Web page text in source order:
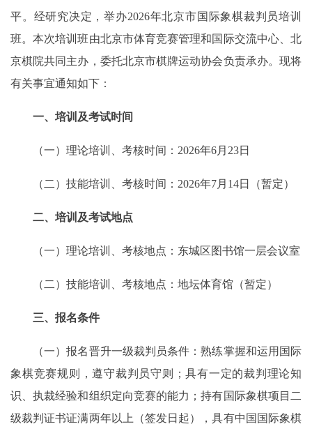
平。经研究决定，举办2026年北京市国际象棋裁判员培训
班。本次培训班由北京市体育竞赛管理和国际交流中心、北
京棋院共同主办，委托北京市棋牌运动协会负责承办。现将
有关事宜通知如下：
一、培训及考试时间
（一）理论培训、考核时间：2026年6月23日
（二）技能培训、考核时间：2026年7月14日（暂定）
二、培训及考试地点
（一）理论培训、考核地点：东城区图书馆一层会议室
（二）技能培训、考核地点：地坛体育馆（暂定）
三、报名条件
（一）报名晋升一级裁判员条件：熟练掌握和运用国际
象棋竞赛规则，遵守裁判员守则；具有一定的裁判理论知
识、执裁经验和组织定向竞赛的能力；持有国际象棋项目二
级裁判证书证满两年以上（签发日起），具有中国国际象棋